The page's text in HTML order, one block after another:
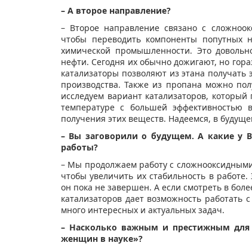
– А второе направление?
– Второе направление связано с
чтобы переводить компоненты
химической промышленности. Это
нефти. Сегодня их обычно дожигают, но
катализаторы позволяют из этана
производства. Также из пропана можно
исследуем вариант катализаторов,
температуре с большей
получения этих веществ. Надеемся, в
– Вы заговорили о будущем. А какие у
работы?
– Мы продолжаем работу с
чтобы увеличить их стабильность в
он пока не завершен. А если смотреть в
катализаторов дает возможность
много интересных и актуальных задач.
– Насколько важным и престижным
женщин в науке»?